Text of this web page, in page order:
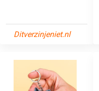
Ditverzinjeniet.nl